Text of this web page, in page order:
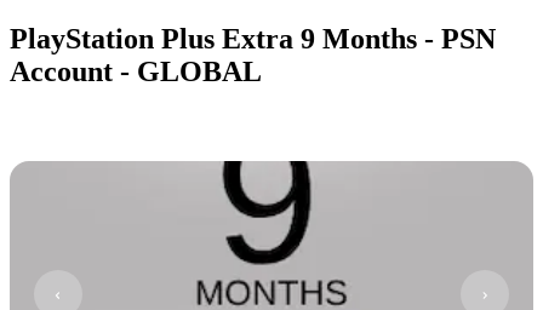
PlayStation Plus Extra 9 Months - PSN
Account - GLOBAL